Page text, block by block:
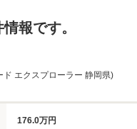
報です。
ド エクスプローラー 静岡県)
176.0万円